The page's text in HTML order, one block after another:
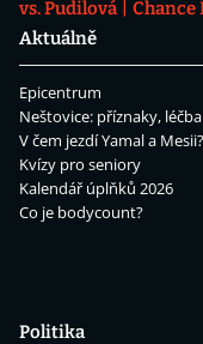
vs. Pudilová
Chance
Aktuálně
Epicentrum
Neštovice: příznaky, léčba
V čem jezdí Yamal a Mesii?
Kvízy pro seniory
Kalendář úplňků 2026
Co je bodycount?
Politika